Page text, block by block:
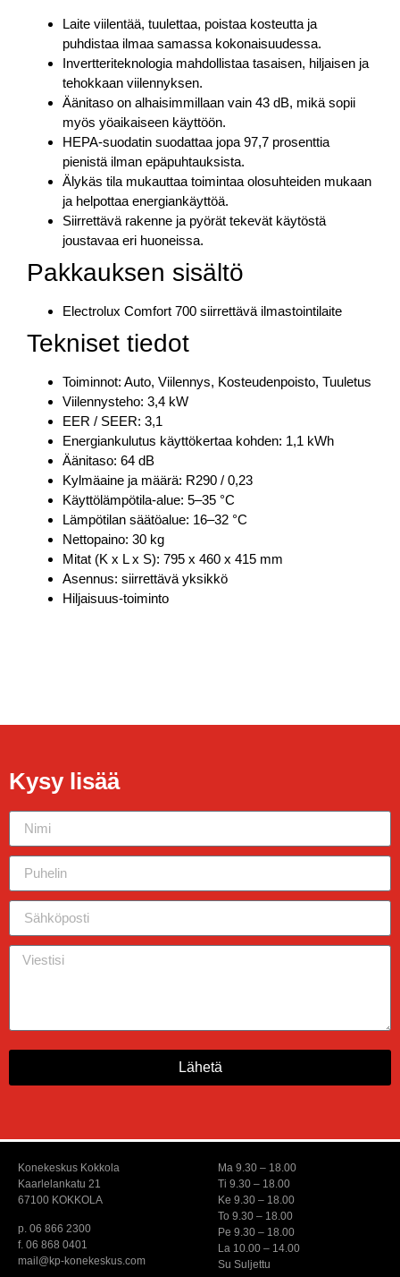
Laite viilentää, tuulettaa, poistaa kosteutta ja
puhdistaa ilmaa samassa kokonaisuudessa.
Invertteriteknologia mahdollistaa tasaisen, hiljaisen ja
tehokkaan viilennyksen.
Äänitaso on alhaisimmillaan vain 43 dB, mikä sopii
myös yöaikaiseen käyttöön.
HEPA-suodatin suodattaa jopa 97,7 prosenttia
pienistä ilman epäpuhtauksista.
Älykäs tila mukauttaa toimintaa olosuhteiden mukaan
ja helpottaa energiankäyttöä.
Siirrettävä rakenne ja pyörät tekevät käytöstä
joustavaa eri huoneissa.
Pakkauksen sisältö
Electrolux Comfort 700 siirrettävä ilmastointilaite
Tekniset tiedot
Toiminnot: Auto, Viilennys, Kosteudenpoisto, Tuuletus
Viilennysteho: 3,4 kW
EER / SEER: 3,1
Energiankulutus käyttökertaa kohden: 1,1 kWh
Äänitaso: 64 dB
Kylmäaine ja määrä: R290 / 0,23
Käyttölämpötila-alue: 5–35 °C
Lämpötilan säätöalue: 16–32 °C
Nettopaino: 30 kg
Mitat (K x L x S): 795 x 460 x 415 mm
Asennus: siirrettävä yksikkö
Hiljaisuus-toiminto
Kysy lisää
Lähetä
Konekeskus Kokkola
Kaarlelankatu 21
67100 KOKKOLA
p. 06 866 2300
f. 06 868 0401
mail@kp-konekeskus.com
Ma 9.30 – 18.00
Ti 9.30 – 18.00
Ke 9.30 – 18.00
To 9.30 – 18.00
Pe 9.30 – 18.00
La 10.00 – 14.00
Su Suljettu